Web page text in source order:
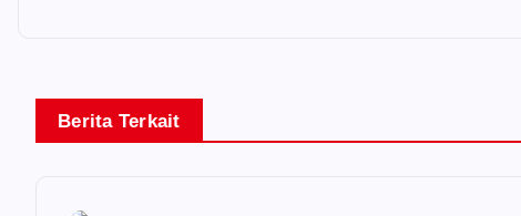
p
o
Berita Terkait